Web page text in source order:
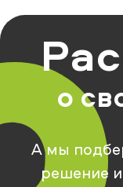
о
А мы
решение